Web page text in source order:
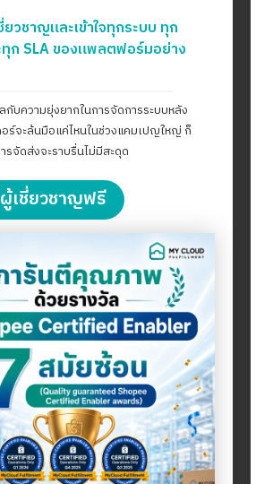
ยวชาญและเข้าใจทุกระบบ ทุก
ทุก SLA ของแพลตฟอร์มอย่าง
บความยุ่งยากในการจัดการระบบหลัง
อร์จะล้นมือแค่ไหนในช่วงแคมเปญใหญ่ ก็
รจัดส่งจะราบรื่นไม่มีสะดุด
เชี่ยวชาญฟรี